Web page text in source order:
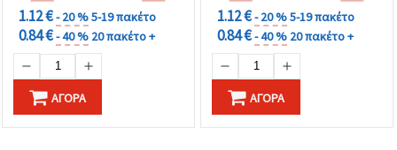
1.12 €- 20 %5-19 πακέτο
0.84 €- 40 % 20 πακέτο +
ΑΓΟΡΆ
1.12 €- 20 %5-19 πακέτο
0.84 €- 40 % 20 πακέτο +
ΑΓΟΡΆ